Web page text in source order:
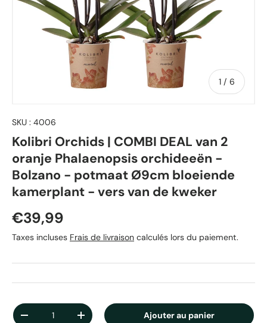
1 / de
6
SKU : 4006
Kolibri Orchids | COMBI DEAL van 2
oranje Phalaenopsis orchideeën -
Bolzano - potmaat Ø9cm bloeiende
kamerplant - vers van de kweker
Prix habituel
€39,99
Taxes incluses Frais de livraison calculés lors du paiement.
Qté
Diminuer la quantitéAugmenter la quantitéAjouter au panier